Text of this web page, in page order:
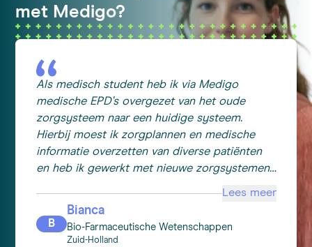
met Medigo?
Als medisch student heb ik via Medigo
medische EPD's overgezet van het oude
zorgsysteem naar een huidige systeem.
Hierbij moest ik zorgplannen en medische
informatie overzetten van diverse patiënten
en heb ik gewerkt met nieuwe zorgsystemen.
nemen achter de schermen bij een
zorggroep. Ik ben zeer tevreden over Medigo.
De communicatie is heel goed en het
Lees meer
B
Bianca
Bio-Farmaceutische Wetenschappen
Zuid-Holland